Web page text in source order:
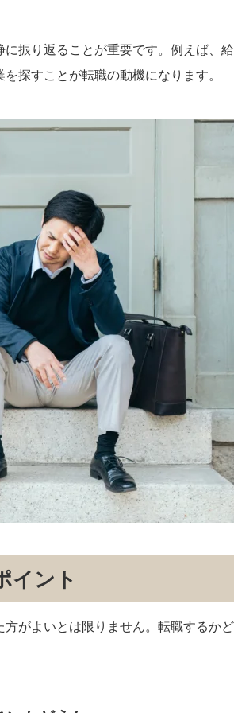
振り返ることが重要です。例えば、
探すことが転職の動機になります。
イント
がよいとは限りません。転職するか